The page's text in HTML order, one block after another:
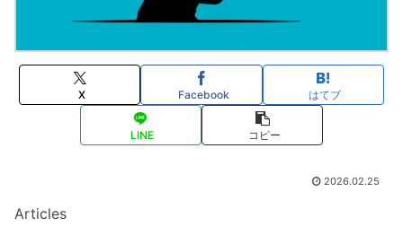
X Facebook はてブ
LINE コピー
2026.02.25
Articles